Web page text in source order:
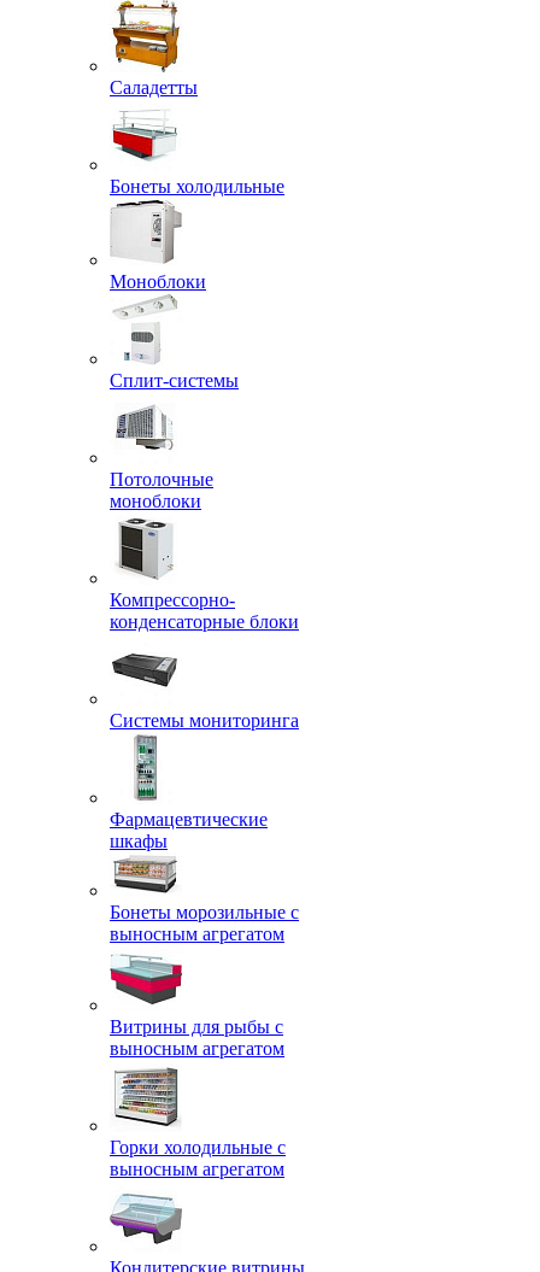
Саладетты
Бонеты холодильные
Моноблоки
Сплит-системы
Потолочные
моноблоки
Компрессорно-
конденсаторные блоки
Системы мониторинга
Фармацевтические
шкафы
Бонеты морозильные с
выносным агрегатом
Витрины для рыбы с
выносным агрегатом
Горки холодильные с
выносным агрегатом
Кондитерские витрины